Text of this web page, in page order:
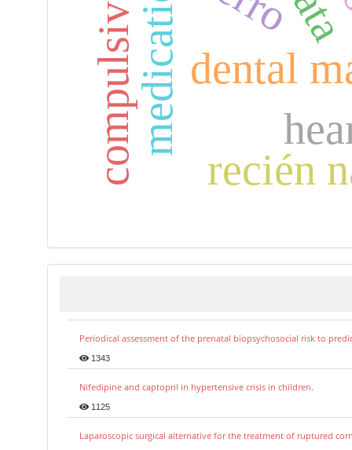
dental
recién
Periodical assessment of the prenatal biopsychosocial risk to
1343
Nifedipine and captopril in hypertensive crisis in children.
1125
Laparoscopic surgical alternative for the treatment of ruptured